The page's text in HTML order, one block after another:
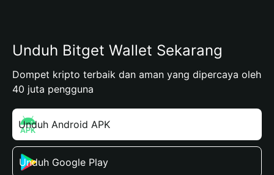
Unduh Bitget Wallet Sekarang
Dompet kripto terbaik dan aman yang dipercaya oleh
40 juta pengguna
Unduh Android APK
Unduh Google Play